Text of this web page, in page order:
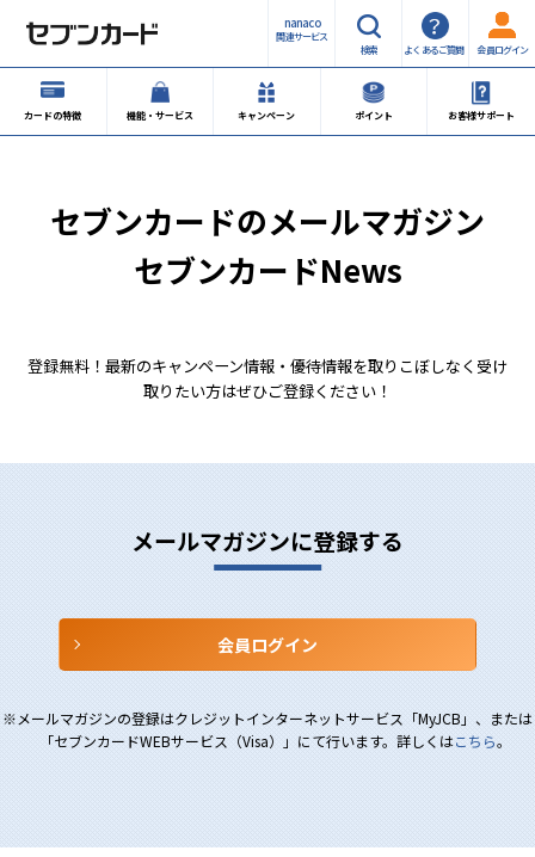
nanaco
関連サービス
検索
よくあるご質問 会員ログイン
カードの特徴 機能・サービス キャンペーン ポイント お客様サポート
セブンカードのメールマガジン
セブンカードNews
登録無料！最新のキャンペーン情報・優待情報を取りこぼしなく受け
取りたい方はぜひご登録ください！
メールマガジンに登録する
会員ログイン
メールマガジンの登録はクレジットインターネットサービス「MyJCB」、または
「セブンカードWEBサービス（Visa）」にて行います。詳しくはこちら。